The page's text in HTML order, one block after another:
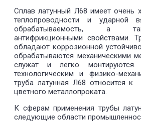
Сплав латунный Л68 имеет очень
теплопроводности и ударной
обрабатываемость, а
антифрикционными свойствами.
обладают коррозионной
обрабатываются механическими
служат и легко монтируются.
технологическим и физико-
труба латунная Л68 относится
цветного металлопроката.
К сферам применения трубы
следующие области